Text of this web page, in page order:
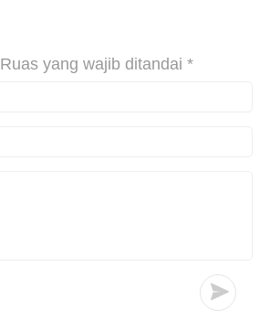
Ruas yang wajib ditandai *